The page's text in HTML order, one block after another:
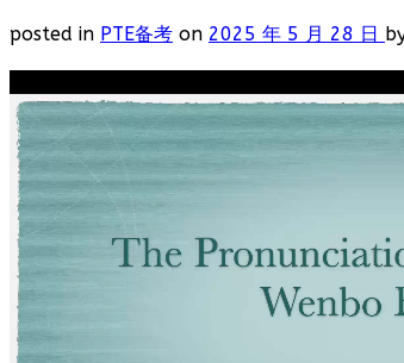
posted in PTE备考 on 2025 年 5 月 28 日